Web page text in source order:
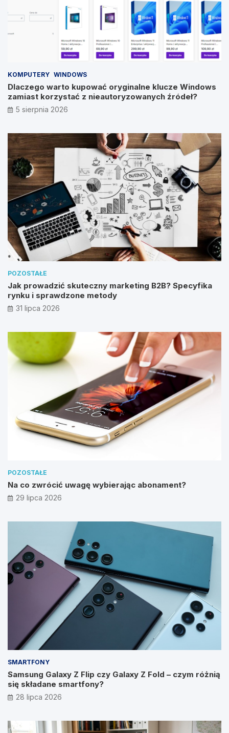
KOMPUTERY WINDOWS
Dlaczego warto kupować oryginalne klucze Windows
zamiast korzystać z nieautoryzowanych źródeł?
5 sierpnia 2026
POZOSTAŁE
Jak prowadzić skuteczny marketing B2B? Specyfika
rynku i sprawdzone metody
31 lipca 2026
POZOSTAŁE
Na co zwrócić uwagę wybierając abonament?
29 lipca 2026
SMARTFONY
Samsung Galaxy Z Flip czy Galaxy Z Fold – czym różnią
się składane smartfony?
28 lipca 2026